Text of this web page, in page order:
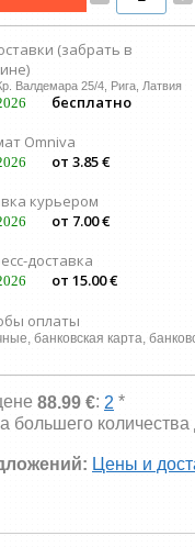
(забрать в
Валдемара 25/4, Рига, Латвия
бесплатно
Omniva
от 3.85 €
курьером
от 7.00 €
доставка
от 15.00 €
оплаты
банковская карта,
88.99 €: 2 *
большего
Цены и